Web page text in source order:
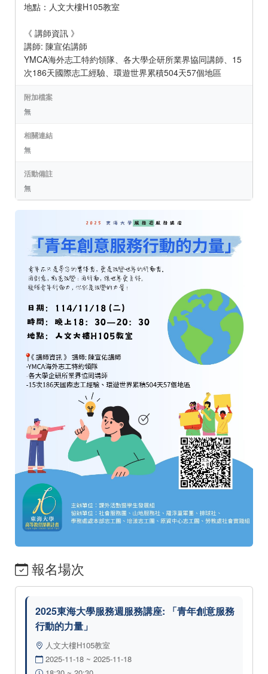
地點：人文大樓H105教室
《 講師資訊 》
講師: 陳宣佑講師
YMCA海外志工特約領隊、各大學企研所業界協同講師、15
次186天國際志工經驗、環遊世界累積504天57個地區
附加檔案
無
相關連結
無
活動備註
無
報名場次
2025東海大學服務週服務講座: 「青年創意服務
行動的力量」
人文大樓H105教室
2025-11-18 ~ 2025-11-18